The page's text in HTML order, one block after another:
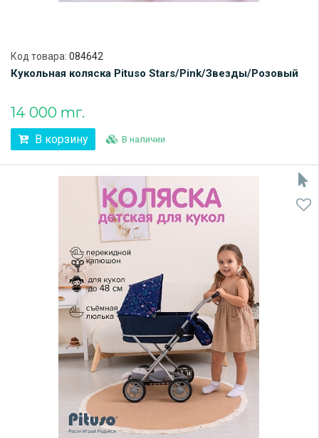
Код товара: 084642
Кукольная коляска Pituso Stars/Pink/Звезды/Розовый
14 000 тг.
В корзину В наличии